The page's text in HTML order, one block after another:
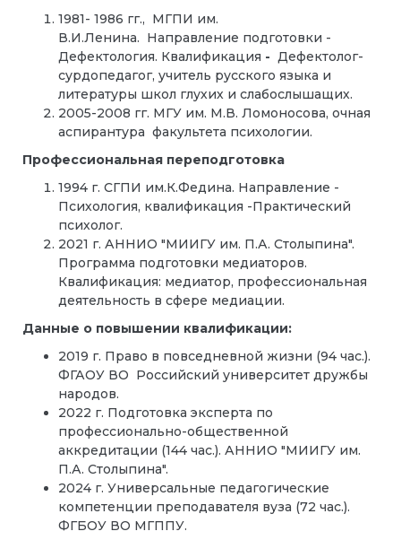
1981- 1986 гг., МГПИ им.
В.И.Ленина. Направление подготовки -
Дефектология. Квалификация - Дефектолог-
сурдопедагог, учитель русского языка и
литературы школ глухих и слабослышащих.
2005-2008 гг. МГУ им. М.В. Ломоносова, очная
аспирантура факультета психологии.
Профессиональная переподготовка
1994 г. СГПИ им.К.Федина. Направление -
Психология, квалификация -Практический
психолог.
2021 г. АННИО "МИИГУ им. П.А. Столыпина".
Программа подготовки медиаторов.
Квалификация: медиатор, профессиональная
деятельность в сфере медиации.
Данные о повышении квалификации:
2019 г. Право в повседневной жизни (94 час.).
ФГАОУ ВО Российский университет дружбы
народов.
2022 г. Подготовка эксперта по
профессионально-общественной
аккредитации (144 час.). АННИО "МИИГУ им.
П.А. Столыпина".
2024 г. Универсальные педагогические
компетенции преподавателя вуза (72 час.).
ФГБОУ ВО МГППУ.